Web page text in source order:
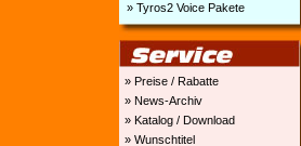
» Tyros2 Voice Pakete
» Preise / Rabatte
» News-Archiv
» Katalog / Download
» Wunschtitel